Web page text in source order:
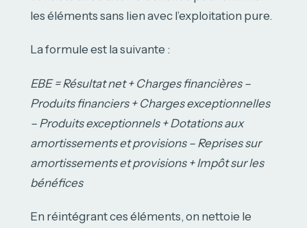
les éléments sans lien avec l’exploitation pure.
La formule est la suivante :
EBE = Résultat net + Charges financières –
Produits financiers + Charges exceptionnelles
– Produits exceptionnels + Dotations aux
amortissements et provisions – Reprises sur
amortissements et provisions + Impôt sur les
bénéfices
En réintégrant ces éléments, on nettoie le